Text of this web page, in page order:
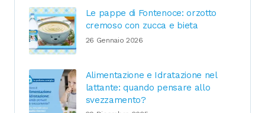
Le pappe di Fontenoce: orzotto
cremoso con zucca e bieta
26 Gennaio 2026
Alimentazione e Idratazione nel
lattante: quando pensare allo
svezzamento?